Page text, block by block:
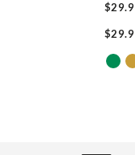
$29.
$29.